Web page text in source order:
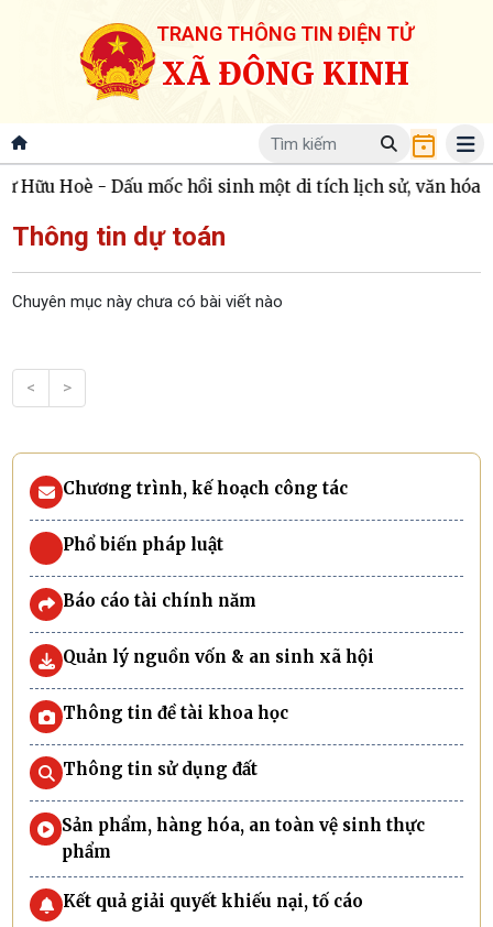
TRANG THÔNG TIN ĐIỆN TỬ
XÃ ĐÔNG KINH
Hoè - Dấu mốc hồi sinh một di tích lịch sử, văn hóa
Thông tin dự toán
Chuyên mục này chưa có bài viết nào
< >
Chương trình, kế hoạch công tác
Phổ biến pháp luật
Báo cáo tài chính năm
Quản lý nguồn vốn & an sinh xã hội
Thông tin đề tài khoa học
Thông tin sử dụng đất
Sản phẩm, hàng hóa, an toàn vệ sinh thực
phẩm
Kết quả giải quyết khiếu nại, tố cáo